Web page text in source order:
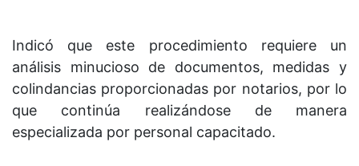
Indicó que este procedimiento requiere un
análisis minucioso de documentos, medidas y
colindancias proporcionadas por notarios, por lo
que continúa realizándose de manera
especializada por personal capacitado.